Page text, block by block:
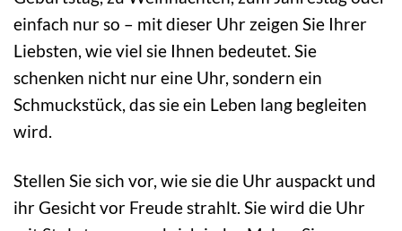
einfach nur so – mit dieser Uhr zeigen Sie Ihrer
Liebsten, wie viel sie Ihnen bedeutet. Sie
schenken nicht nur eine Uhr, sondern ein
Schmuckstück, das sie ein Leben lang begleiten
wird.
Stellen Sie sich vor, wie sie die Uhr auspackt und
ihr Gesicht vor Freude strahlt. Sie wird die Uhr